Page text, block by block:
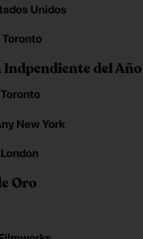
Unidos
Indpendiente del Año
New York
Oro